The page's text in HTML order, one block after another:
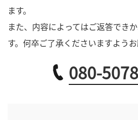
ます。
また、内容によってはご返答でき
す。何卒ご了承くださいますようお
080-